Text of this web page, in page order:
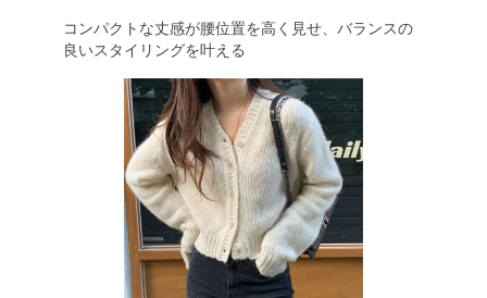
コンパクトな丈感が腰位置を高く見せ、バランスの
良いスタイリングを叶える